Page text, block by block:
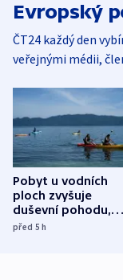
Evropský
ČT24 každý den
veřejnými médii,
Pobyt u vodních
ploch zvyšuje
duševní pohodu,
ukázala
před 5h